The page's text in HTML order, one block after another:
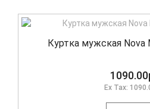
Куртка мужская Nova
Ex Tax: